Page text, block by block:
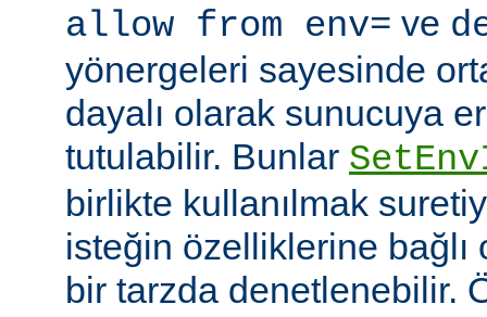
allow from env= ve
yönergeleri sayesinde
dayalı olarak sunucuya
tutulabilir. Bunlar
birlikte kullanılmak
isteğin özelliklerine
bir tarzda denetlenebilir.